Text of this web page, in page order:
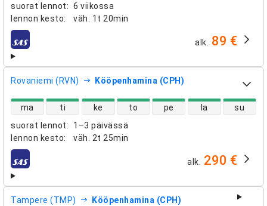
suorat lennot: 6 viikossa
lennon kesto: väh. 1t 20min
lentoyhtiöt alk. 89 €
Rovaniemi (RVN) Kööpenhamina (CPH)
suorat lennot:
1–3 päivässä
lennon kesto: väh. 2t 25min
suorien lentojen saatavuus
ma ti ke to pe la su
lentoyhtiöt alk. 290 €
Tampere (TMP) Kööpenhamina (CPH)